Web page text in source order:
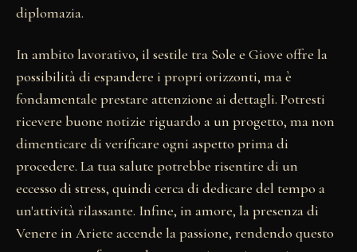
diplomazia.
In ambito lavorativo, il sestile tra Sole e Giove offre la
possibilità di espandere i propri orizzonti, ma è
fondamentale prestare attenzione ai dettagli. Potresti
ricevere buone notizie riguardo a un progetto, ma non
dimenticare di verificare ogni aspetto prima di
procedere. La tua salute potrebbe risentire di un
eccesso di stress, quindi cerca di dedicare del tempo a
un'attività rilassante. Infine, in amore, la presenza di
Venere in Ariete accende la passione, rendendo questo